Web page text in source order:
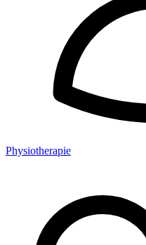
Physiotherapie